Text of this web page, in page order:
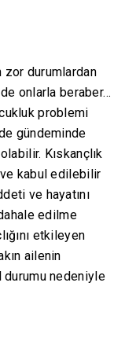
zor durumlardan
onlarla beraber…
problemi
gündeminde
Kıskançlık
kabul edilebilir
ve hayatını
edilme
etkileyen
ailenin
durumu nedeniyle